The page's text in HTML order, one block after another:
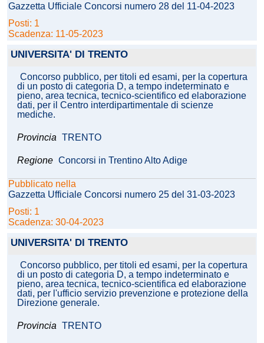
Gazzetta Ufficiale Concorsi numero 28 del 11-04-2023
Posti: 1
Scadenza: 11-05-2023
UNIVERSITA' DI TRENTO
Concorso pubblico, per titoli ed esami, per la copertura
di un posto di categoria D, a tempo indeterminato e
pieno, area tecnica, tecnico-scientifico ed elaborazione
dati, per il Centro interdipartimentale di scienze
mediche.
Provincia TRENTO
Regione Concorsi in Trentino Alto Adige
Pubblicato nella
Gazzetta Ufficiale Concorsi numero 25 del 31-03-2023
Posti: 1
Scadenza: 30-04-2023
UNIVERSITA' DI TRENTO
Concorso pubblico, per titoli ed esami, per la copertura
di un posto di categoria D, a tempo indeterminato e
pieno, area tecnica, tecnico-scientifica ed elaborazione
dati, per l'ufficio servizio prevenzione e protezione della
Direzione generale.
Provincia TRENTO